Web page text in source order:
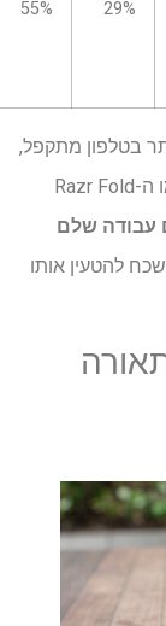
29%
55%
בטלפון מתקפל,
ומנצח את קודמו והמתקפלים בסגנון הספר כמו ה-Razr Fold
עבודה שלם
להטעין אותו